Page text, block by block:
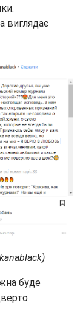
виглядає
буде